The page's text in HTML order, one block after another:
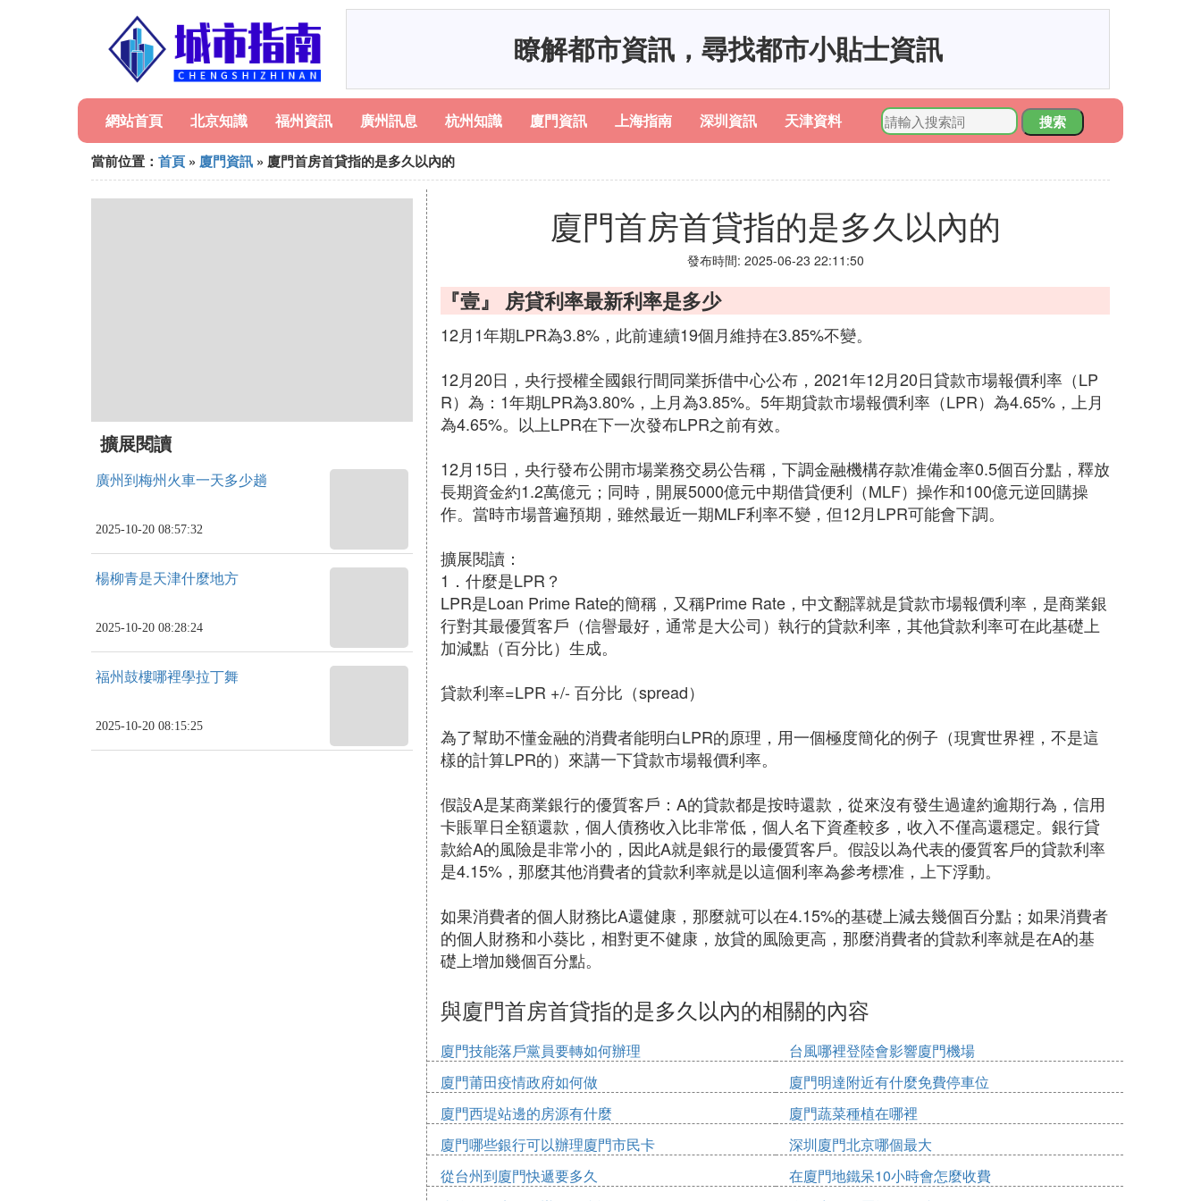
瞭解都市資訊，尋找都市小貼士資訊
網站首頁 北京知識 福州資訊 廣州訊息 杭州知識 廈門資訊 上海指南 深圳資訊 天津資料
搜索
當前位置： 首頁 » 廈門資訊 » 廈門首房首貸指的是多久以內的
擴展閱讀
廣州到梅州火車一天多少趟
2025-10-20 08:57:32
楊柳青是天津什麼地方
2025-10-20 08:28:24
福州鼓樓哪裡學拉丁舞
2025-10-20 08:15:25
廈門首房首貸指的是多久以內的
發布時間: 2025-06-23 22:11:50
『壹』 房貸利率最新利率是多少
12月1年期LPR為3.8%，此前連續19個月維持在3.85%不變。
12月20日，央行授權全國銀行間同業拆借中心公布，2021年12月20日貸款市場報價利率（LP
R）為：1年期LPR為3.80%，上月為3.85%。5年期貸款市場報價利率（LPR）為4.65%，上月
為4.65%。以上LPR在下一次發布LPR之前有效。
12月15日，央行發布公開市場業務交易公告稱，下調金融機構存款准備金率0.5個百分點，釋放
長期資金約1.2萬億元；同時，開展5000億元中期借貸便利（MLF）操作和100億元逆回購操
作。當時市場普遍預期，雖然最近一期MLF利率不變，但12月LPR可能會下調。
擴展閱讀：
1．什麼是LPR？
LPR是Loan Prime Rate的簡稱，又稱Prime Rate，中文翻譯就是貸款市場報價利率，是商業銀
行對其最優質客戶（信譽最好，通常是大公司）執行的貸款利率，其他貸款利率可在此基礎上
加減點（百分比）生成。
貸款利率=LPR +/- 百分比（spread）
為了幫助不懂金融的消費者能明白LPR的原理，用一個極度簡化的例子（現實世界裡，不是這
樣的計算LPR的）來講一下貸款市場報價利率。
假設A是某商業銀行的優質客戶：A的貸款都是按時還款，從來沒有發生過違約逾期行為，信用
卡賬單日全額還款，個人債務收入比非常低，個人名下資產較多，收入不僅高還穩定。銀行貸
款給A的風險是非常小的，因此A就是銀行的最優質客戶。假設以為代表的優質客戶的貸款利率
是4.15%，那麼其他消費者的貸款利率就是以這個利率為參考標准，上下浮動。
如果消費者的個人財務比A還健康，那麼就可以在4.15%的基礎上減去幾個百分點；如果消費者
的個人財務和小葵比，相對更不健康，放貸的風險更高，那麼消費者的貸款利率就是在A的基
礎上增加幾個百分點。
與廈門首房首貸指的是多久以內的相關的內容
廈門技能落戶黨員要轉如何辦理
台風哪裡登陸會影響廈門機場
廈門莆田疫情政府如何做
廈門明達附近有什麼免費停車位
廈門西堤站邊的房源有什麼
廈門蔬菜種植在哪裡
廈門哪些銀行可以辦理廈門市民卡
深圳廈門北京哪個最大
從台州到廈門快遞要多久
在廈門地鐵呆10小時會怎麼收費